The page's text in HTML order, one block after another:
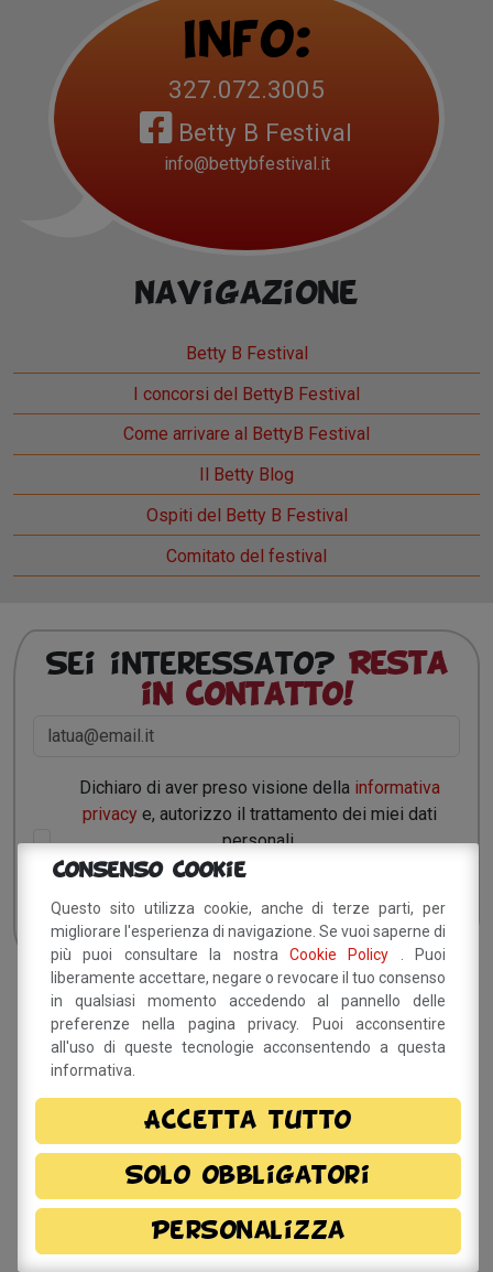
Info:
327.072.3005
Betty B Festival
info@bettybfestival.it
Navigazione
Betty B Festival
I concorsi del BettyB Festival
Come arrivare al BettyB Festival
Il Betty Blog
Ospiti del Betty B Festival
Comitato del festival
Sei interessato? Resta
in contatto!
Dichiaro di aver preso visione della informativa
privacy e, autorizzo il trattamento dei miei dati
personali.
Sito a cura del Comune di
Savignano sul Panaro
Tel. 059 759 911 - Fax 059 730 160 E-mail:
Partita IVA 00242970366
Per informazioni sulla
manifestazione
Consenso Cookie
Questo sito utilizza cookie, anche di terze parti, per
migliorare l'esperienza di navigazione. Se vuoi saperne di
più puoi consultare la nostra Cookie Policy
. Puoi
liberamente accettare, negare o revocare il tuo consenso
in qualsiasi momento accedendo al pannello delle
preferenze nella pagina privacy. Puoi acconsentire
all'uso di queste tecnologie acconsentendo a questa
informativa.
Accetta tutto
Solo obbligatori
Personalizza